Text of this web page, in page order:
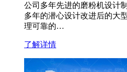
公司多年先进的磨粉机设计
多年的潜心设计改进后的大
理可靠的…
了解详情